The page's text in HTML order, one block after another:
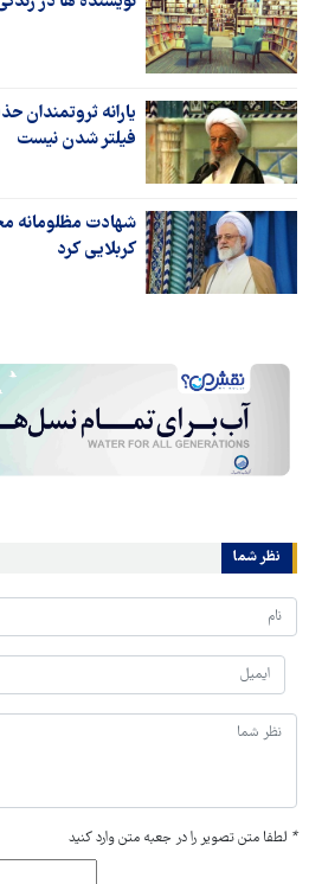
یارانه
فیلتر شدن نیست
شهادت مظلومانه
کربلایی کرد
نظر شما
* لطفا متن تصویر را در جعبه متن وارد کنید